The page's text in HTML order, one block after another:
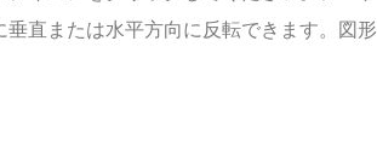
直または水平方向に反転できます。図形